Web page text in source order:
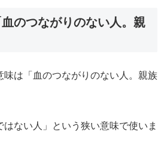
のつながりのない人。親
味は「血のつながりのない人。親族
はない人」という狭い意味で使いま